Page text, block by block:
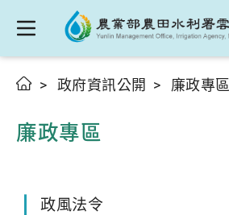
政府資訊公開 廉政專區
廉政專區
政風法令